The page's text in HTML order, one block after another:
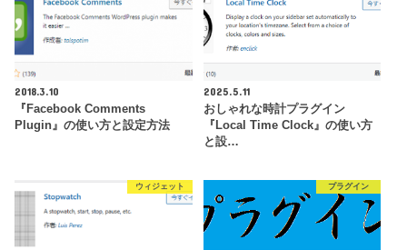
2018.3.10
『Facebook Comments
Plugin』の使い方と設定方法
2025.5.11
おしゃれな時計プラグイン
『Local Time Clock』の使い方
と設…
ウィジェット プラグイン